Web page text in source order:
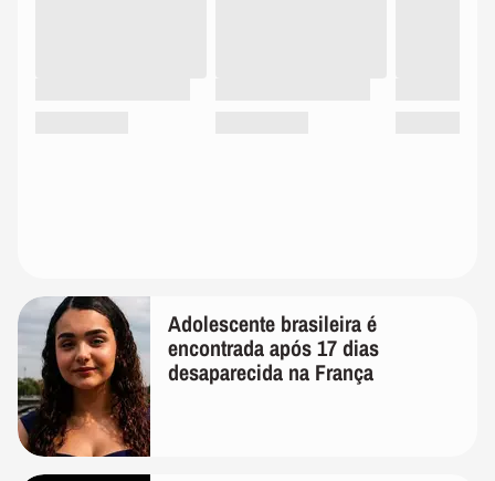
Adolescente brasileira é
encontrada após 17 dias
desaparecida na França